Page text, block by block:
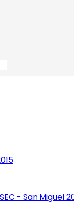
- San Miguel